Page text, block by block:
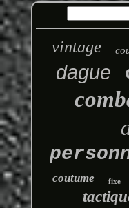
vintage
dague
coutume fixe